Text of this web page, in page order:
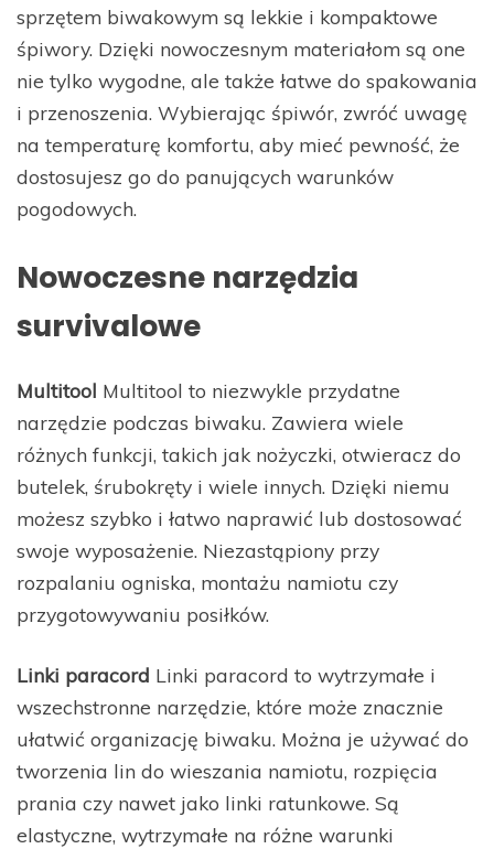
sprzętem biwakowym są lekkie i kompaktowe
śpiwory. Dzięki nowoczesnym materiałom są one
nie tylko wygodne, ale także łatwe do spakowania
i przenoszenia. Wybierając śpiwór, zwróć uwagę
na temperaturę komfortu, aby mieć pewność, że
dostosujesz go do panujących warunków
pogodowych.
Nowoczesne narzędzia
survivalowe
Multitool Multitool to niezwykle przydatne
narzędzie podczas biwaku. Zawiera wiele
różnych funkcji, takich jak nożyczki, otwieracz do
butelek, śrubokręty i wiele innych. Dzięki niemu
możesz szybko i łatwo naprawić lub dostosować
swoje wyposażenie. Niezastąpiony przy
rozpalaniu ogniska, montażu namiotu czy
przygotowywaniu posiłków.
Linki paracord Linki paracord to wytrzymałe i
wszechstronne narzędzie, które może znacznie
ułatwić organizację biwaku. Można je używać do
tworzenia lin do wieszania namiotu, rozpięcia
prania czy nawet jako linki ratunkowe. Są
elastyczne, wytrzymałe na różne warunki